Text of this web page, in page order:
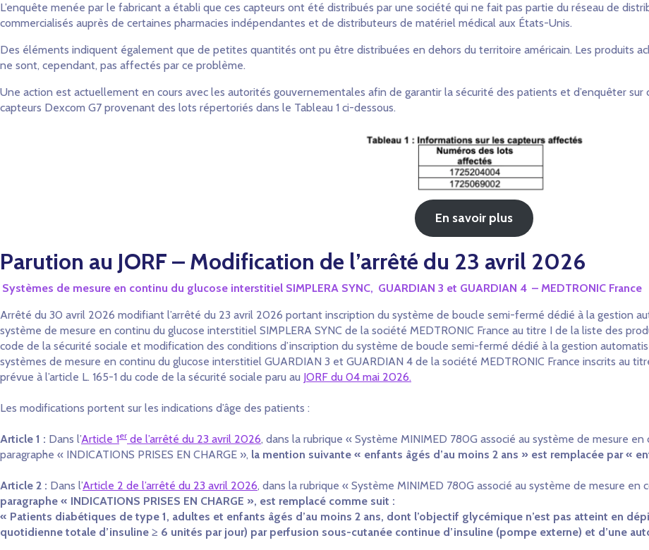
L’enquête menée par le fabricant a établi que ces capteurs ont été distribués par une société qui ne fait pas partie du réseau de
commercialisés auprès de certaines pharmacies indépendantes et de distributeurs de matériel médical aux États-Unis.
Des éléments indiquent également que de petites quantités ont pu être distribuées en dehors du territoire américain. Les produits
ne sont, cependant, pas affectés par ce problème.
Une action est actuellement en cours avec les autorités gouvernementales afin de garantir la sécurité des patients et d’enquêter sur
capteurs Dexcom G7 provenant des lots répertoriés dans le Tableau 1 ci-dessous.
En savoir plus
Parution au JORF – Modification de l’arrêté du 23 avril 2026
Systèmes de mesure en continu du glucose interstitiel SIMPLERA SYNC, GUARDIAN 3 et GUARDIAN 4 – MEDTRONIC France
Arrêté du 30 avril 2026 modifiant l’arrêté du 23 avril 2026 portant inscription du système de boucle semi-fermé dédié à la gestion
système de mesure en continu du glucose interstitiel SIMPLERA SYNC de la société MEDTRONIC France au titre I de la liste des
code de la sécurité sociale et modification des conditions d’inscription du système de boucle semi-fermé dédié à la gestion
systèmes de mesure en continu du glucose interstitiel GUARDIAN 3 et GUARDIAN 4 de la société MEDTRONIC France inscrits au
prévue à l’article L. 165-1 du code de la sécurité sociale paru au JORF du 04 mai 2026.
Les modifications portent sur les indications d’âge des patients :
Article 1 : Dans l’Article 1er de l’arrêté du 23 avril 2026, dans la rubrique « Système MINIMED 780G associé au système de mesure
paragraphe « INDICATIONS PRISES EN CHARGE », la mention suivante « enfants âgés d’au moins 2 ans » est remplacée par «
Article 2 : Dans l’Article 2 de l’arrêté du 23 avril 2026, dans la rubrique « Système MINIMED 780G associé au système de mesure en
paragraphe « INDICATIONS PRISES EN CHARGE », est remplacé comme suit :
« Patients diabétiques de type 1, adultes et enfants âgés d’au moins 2 ans, dont l’objectif glycémique n’est pas atteint en
quotidienne totale d’insuline ≥ 6 unités par jour) par perfusion sous-cutanée continue d’insuline (pompe externe) et d’une